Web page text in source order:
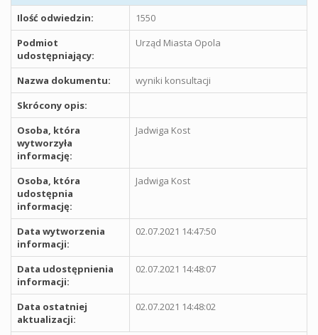
Ilość odwiedzin:
1550
Podmiot
udostępniający:
Urząd Miasta Opola
Nazwa dokumentu:
wyniki konsultacji
Skrócony opis:
Osoba, która
wytworzyła
informację:
Jadwiga Kost
Osoba, która
udostępnia
informację:
Jadwiga Kost
Data wytworzenia
informacji:
02.07.2021 14:47:50
Data udostępnienia
informacji:
02.07.2021 14:48:07
Data ostatniej
aktualizacji:
02.07.2021 14:48:02